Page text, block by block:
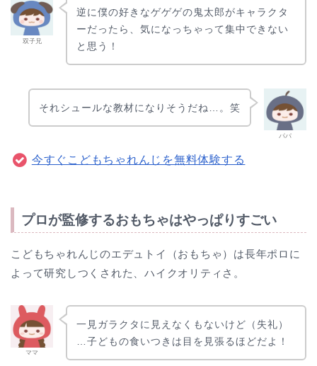
双子兄
逆に僕の好きなゲゲゲの鬼太郎がキャラクタ
ーだったら、気になっちゃって集中できない
と思う！
パパ
それシュールな教材になりそうだね…。笑
今すぐこどもちゃれんじを無料体験する
プロが監修するおもちゃはやっぱりすごい
こどもちゃれんじのエデュトイ（おもちゃ）は長年ポロに
よって研究しつくされた、ハイクオリティさ。
ママ
一見ガラクタに見えなくもないけど（失礼）
…子どもの食いつきは目を見張るほどだよ！